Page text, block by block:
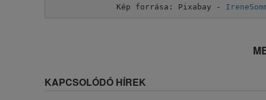
Kép forrása: Pixabay -
KAPCSOLÓDÓ HÍREK